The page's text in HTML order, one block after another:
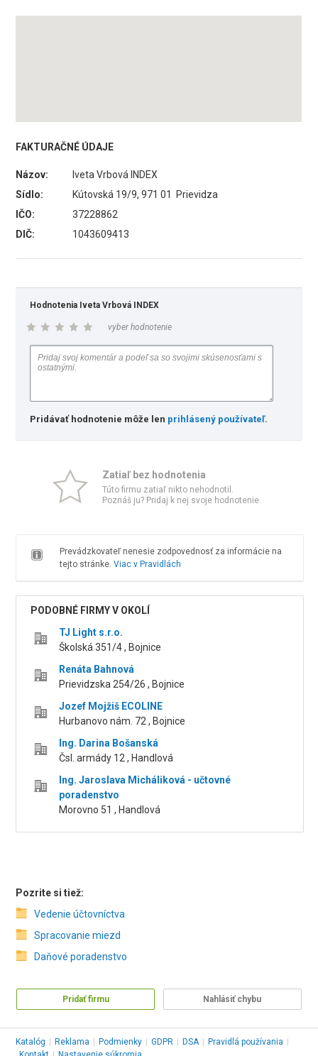
FAKTURAČNÉ ÚDAJE
Názov:
Iveta Vrbová INDEX
Sídlo:
Kútovská 19/9, 971 01 Prievidza
IČO:
37228862
DIČ:
1043609413
Hodnotenia Iveta Vrbová INDEX
vyber hodnotenie
Pridávať hodnotenie môže len prihlásený používateľ.
Zatiaľ bez hodnotenia
Túto firmu zatiaľ nikto nehodnotil.
Poznáš ju? Pridaj k nej svoje hodnotenie.
Prevádzkovateľ nenesie zodpovednosť za informácie na
tejto stránke. Viac v Pravidlách
PODOBNÉ FIRMY V OKOLÍ
TJ Light s.r.o.
Školská 351/4 , Bojnice
Renáta Bahnová
Prievidzska 254/26 , Bojnice
Jozef Mojžiš ECOLINE
Hurbanovo nám. 72 , Bojnice
Ing. Darina Bošanská
Čsl. armády 12 , Handlová
Ing. Jaroslava Micháliková - učtovné
poradenstvo
Morovno 51 , Handlová
Pozrite si tiež:
Vedenie účtovníctva
Spracovanie miezd
Daňové poradenstvo
Pridať firmu Nahlásiť chybu
Katalóg Reklama Podmienky GDPR DSA Pravidlá používania